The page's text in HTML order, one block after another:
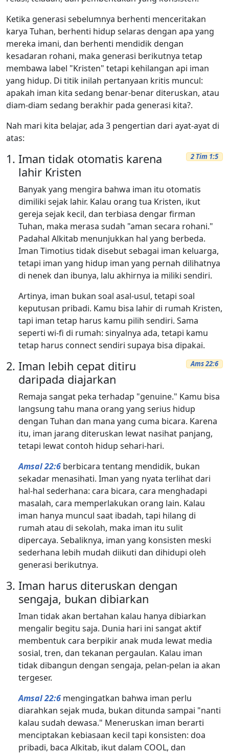
Ketika generasi sebelumnya berhenti menceritakan
karya Tuhan, berhenti hidup selaras dengan apa yang
mereka imani, dan berhenti mendidik dengan
kesadaran rohani, maka generasi berikutnya tetap
membawa label "Kristen" tetapi kehilangan api iman
yang hidup. Di titik inilah pertanyaan kritis muncul:
apakah iman kita sedang benar-benar diteruskan, atau
diam-diam sedang berakhir pada generasi kita?.
Nah mari kita belajar, ada 3 pengertian dari ayat-ayat di
atas:
2 Tim 1:5
Iman tidak otomatis karena
lahir Kristen
Banyak yang mengira bahwa iman itu otomatis
dimiliki sejak lahir. Kalau orang tua Kristen, ikut
gereja sejak kecil, dan terbiasa dengar firman
Tuhan, maka merasa sudah "aman secara rohani."
Padahal Alkitab menunjukkan hal yang berbeda.
Iman Timotius tidak disebut sebagai iman keluarga,
tetapi iman yang hidup iman yang pernah dilihatnya
di nenek dan ibunya, lalu akhirnya ia miliki sendiri.
Artinya, iman bukan soal asal-usul, tetapi soal
keputusan pribadi. Kamu bisa lahir di rumah Kristen,
tapi iman tetap harus kamu pilih sendiri. Sama
seperti wi-fi di rumah: sinyalnya ada, tetapi kamu
tetap harus connect sendiri supaya bisa dipakai.
Ams 22:6
Iman lebih cepat ditiru
daripada diajarkan
Remaja sangat peka terhadap "genuine." Kamu bisa
langsung tahu mana orang yang serius hidup
dengan Tuhan dan mana yang cuma bicara. Karena
itu, iman jarang diteruskan lewat nasihat panjang,
tetapi lewat contoh hidup sehari-hari.
Amsal 22:6 berbicara tentang mendidik, bukan
sekadar menasihati. Iman yang nyata terlihat dari
hal-hal sederhana: cara bicara, cara menghadapi
masalah, cara memperlakukan orang lain. Kalau
iman hanya muncul saat ibadah, tapi hilang di
rumah atau di sekolah, maka iman itu sulit
dipercaya. Sebaliknya, iman yang konsisten meski
sederhana lebih mudah diikuti dan dihidupi oleh
generasi berikutnya.
Iman harus diteruskan dengan
sengaja, bukan dibiarkan
Iman tidak akan bertahan kalau hanya dibiarkan
mengalir begitu saja. Dunia hari ini sangat aktif
membentuk cara berpikir anak muda lewat media
sosial, tren, dan tekanan pergaulan. Kalau iman
tidak dibangun dengan sengaja, pelan-pelan ia akan
tergeser.
Amsal 22:6 mengingatkan bahwa iman perlu
diarahkan sejak muda, bukan ditunda sampai "nanti
kalau sudah dewasa." Meneruskan iman berarti
menciptakan kebiasaan kecil tapi konsisten: doa
pribadi, baca Alkitab, ikut dalam COOL, dan